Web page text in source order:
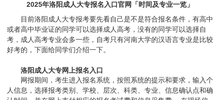
2025年洛阳成人大专报名入口官网「时间及专业一览」
目前洛阳成人大专报考要先看自己是不是符合报名条件，有高中
或者高中毕业证的同学可以选择成人高考，没有的同学可以选择自
考，成人高考专业会多一些，自考只有河南大学的汉语言专业是比较
好考的，下面给同学们介绍一下。
洛阳成人大专网上报名入口
网报期间，考生进入报名系统，按照系统的提示和要求，输入个
人信息，选择报考类别、学校、层次、科类、专业、信息确认点和确